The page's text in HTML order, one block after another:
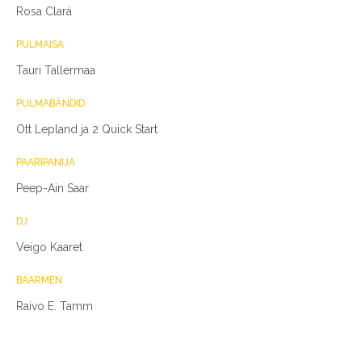
Rosa Clará
PULMAISA
Tauri Tallermaa
PULMABÄNDID
Ott Lepland ja 2 Quick Start
PAARIPANIJA
Peep-Ain Saar
DJ
Veigo Kaaret
BAARMEN
Raivo E. Tamm